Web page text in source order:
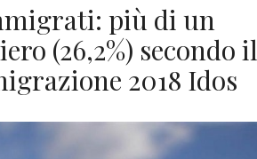
più di un
(26,2%) secondo il
2018 Idos